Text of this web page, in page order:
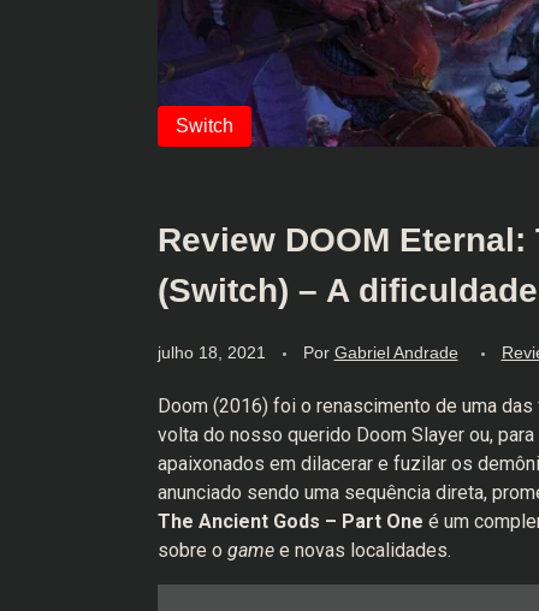
Review DOOM
(Switch) – A
julho 18, 2021 Por Gabriel Andrade
Doom (2016) foi o renascimento de uma
volta do nosso querido Doom Slayer ou,
apaixonados em dilacerar e fuzilar os
anunciado sendo uma sequência direta,
The Ancient Gods – Part One é um
sobre o gamee novas localidades.